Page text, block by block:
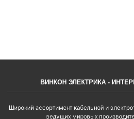
ВИНКОН ЭЛЕКТРИКА -
Широкий ассортимент кабельной и
ведущих мировых